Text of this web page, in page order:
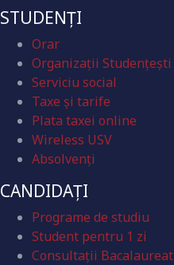
STUDENȚI
Orar
Organizaţii Studenţeşti
Serviciu social
Taxe și tarife
Plata taxei online
Wireless USV
Absolvenţi
CANDIDAȚI
Programe de studiu
Student pentru 1 zi
Consultații Bacalaureat